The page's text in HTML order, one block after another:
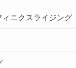
ィニクスライジング